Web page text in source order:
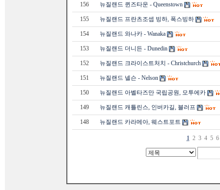
156 뉴질랜드 퀸즈타운 - Queenstown
155 뉴질랜드 프란츠조셉 빙하, 폭스빙하
154 뉴질랜드 와나카 - Wanaka
153 뉴질랜드 더니든 - Dunedin
152 뉴질랜드 크라이스트처치 - Christchurch
151 뉴질랜드 넬슨 - Nelson
150 뉴질랜드 아벨타즈만 국립공원, 모투에카
149 뉴질랜드 캐틀린스, 인버카길, 블러프
148 뉴질랜드 카라메아, 웨스트포트
1 2 3 4 5 6